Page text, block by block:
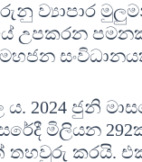
ව්‍යාපාර
උපකරන
මහජන
ය. 2024 ජුනි
මිලියන
තහවුරු කරයි.